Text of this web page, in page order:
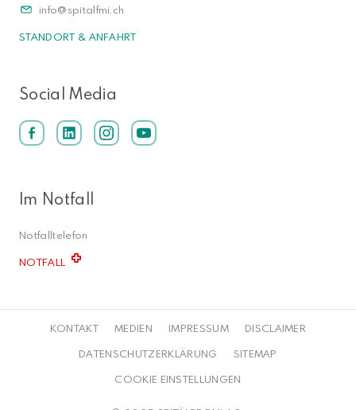
info
spitalfmi.ch
STANDORT & ANFAHRT
Social Media
Im Notfall
Notfalltelefon
NOTFALL
KONTAKT MEDIEN IMPRESSUM
DISCLAIMER
DATENSCHUTZERKLÄRUNG
SITEMAP
COOKIE EINSTELLUNGEN